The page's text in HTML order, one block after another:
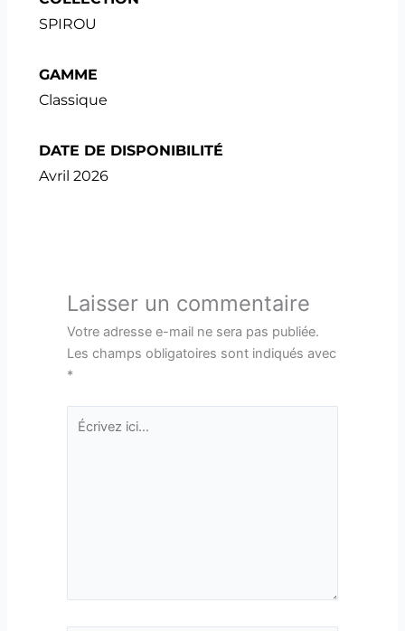
SPIROU
GAMME
Classique
DATE DE DISPONIBILITÉ
Avril 2026
Laisser un commentaire
Votre adresse e-mail ne sera pas publiée.
Les champs obligatoires sont indiqués avec
*
Écrivez